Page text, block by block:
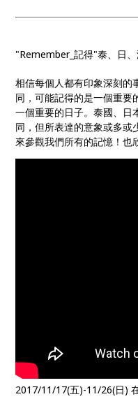
"Remember_記得"泰、日
相信每個人都有印象深刻的
同，可能記得的是一個重要
一個重要的日子。泰國、日
同，但所表達的意象或多或
來參觀我們所有的記憶！也
2017/11/17(五)-11/26(日)